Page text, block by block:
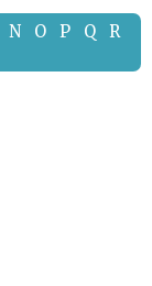
N O P Q
R